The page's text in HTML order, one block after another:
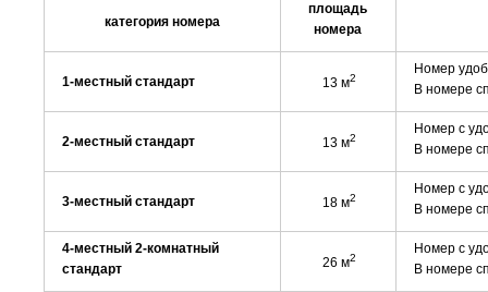
категория номера
площадь
номера
1-местный стандарт 13 м2
Номер
В номере
2-местный стандарт 13 м2
Номер с
В номере
3-местный стандарт 18 м2
Номер с
В номере
4-местный 2-комнатный
стандарт
26 м2
Номер с
В номере